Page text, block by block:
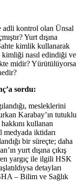
adli kontrol olan Ünsal
Yurt dışına
kimlik kullanarak
kimliği nasıl edindiği ve
midir? Yürütülüyorsa
sordu:
mesleklerini
Karabay’ın tutuklu
kullanan
medyada iktidarı
bir süreçte; daha
yurt dışına çıkış
yargıç ile ilgili HSK
detayları
– Bilim ve Sağlık